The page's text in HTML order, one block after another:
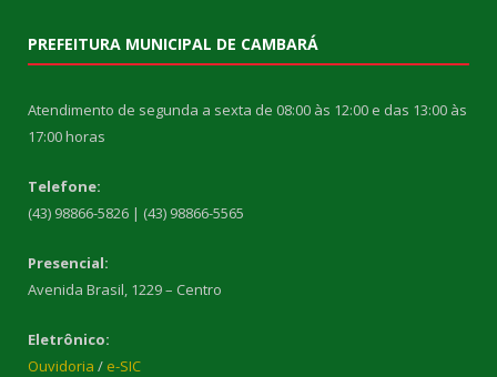
PREFEITURA MUNICIPAL DE CAMBARÁ
Atendimento de segunda a sexta de 08:00 às 12:00 e das 13:00 às
17:00 horas
Telefone:
(43) 98866-5826 | (43) 98866-5565
Presencial:
Avenida Brasil, 1229 – Centro
Eletrônico:
Ouvidoria / e-SIC